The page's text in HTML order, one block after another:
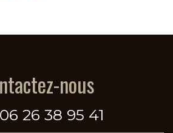
nous
06 26 38 95 41